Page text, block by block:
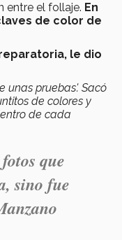
entre el follaje. En
de color de
le dio
unas pruebas'. Sacó
de colores y
de cada
que
sino fue